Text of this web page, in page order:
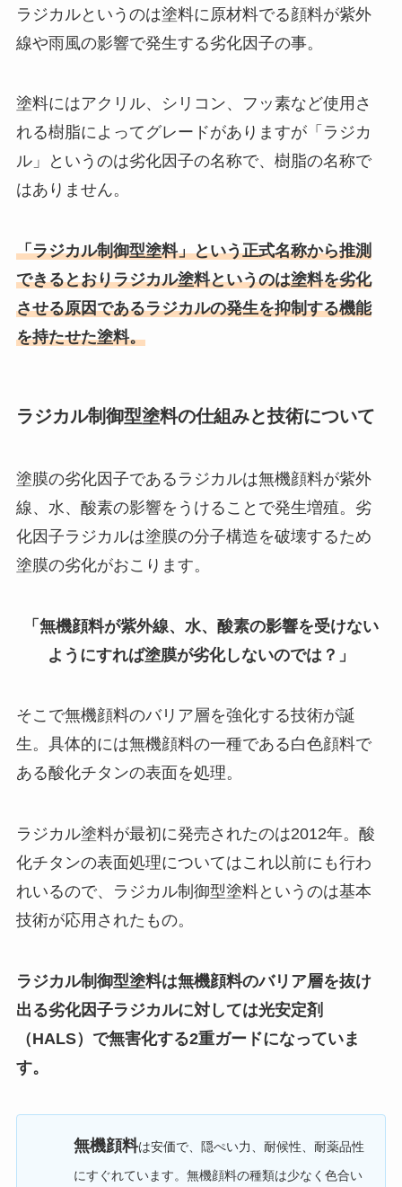
ラジカルというのは塗料に原材料でる顔料が紫外
線や雨風の影響で発生する劣化因子の事。
塗料にはアクリル、シリコン、フッ素など使用さ
れる樹脂によってグレードがありますが「ラジカ
ル」というのは劣化因子の名称で、樹脂の名称で
はありません。
「ラジカル制御型塗料」という正式名称から推測
できるとおりラジカル塗料というのは塗料を劣化
させる原因であるラジカルの発生を抑制する機能
を持たせた塗料。
ラジカル制御型塗料の仕組みと技術について
塗膜の劣化因子であるラジカルは無機顔料が紫外
線、水、酸素の影響をうけることで発生増殖。劣
化因子ラジカルは塗膜の分子構造を破壊するため
塗膜の劣化がおこります。
「無機顔料が紫外線、水、酸素の影響を受けない
ようにすれば塗膜が劣化しないのでは？」
そこで無機顔料のバリア層を強化する技術が誕
生。具体的には無機顔料の一種である白色顔料で
ある酸化チタンの表面を処理。
ラジカル塗料が最初に発売されたのは2012年。酸
化チタンの表面処理についてはこれ以前にも行わ
れいるので、ラジカル制御型塗料というのは基本
技術が応用されたもの。
ラジカル制御型塗料は無機顔料のバリア層を抜け
出る劣化因子ラジカルに対しては光安定剤
（HALS）で無害化する2重ガードになっていま
す。
無機顔料は安価で、隠ぺい力、耐候性、耐薬品性
にすぐれています。無機顔料の種類は少なく色合い